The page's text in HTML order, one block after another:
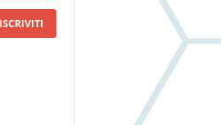
ISCRIVITI